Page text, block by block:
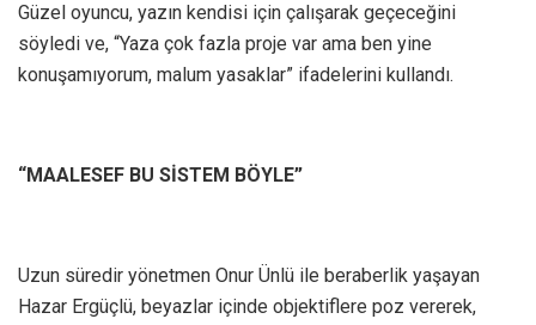
Güzel oyuncu, yazın kendisi için çalışarak geçeceğini
söyledi ve, “Yaza çok fazla proje var ama ben yine
konuşamıyorum, malum yasaklar” ifadelerini kullandı.
“MAALESEF BU SİSTEM BÖYLE”
Uzun süredir yönetmen Onur Ünlü ile beraberlik yaşayan
Hazar Ergüçlü, beyazlar içinde objektiflere poz vererek,